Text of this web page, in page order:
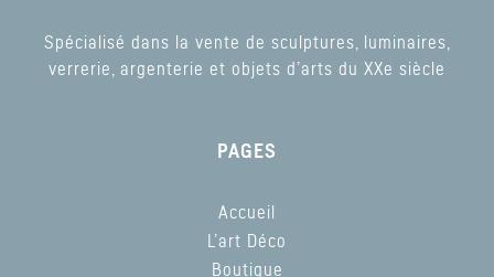
Spécialisé dans la vente de sculptures, luminaires,
verrerie, argenterie et objets d’arts du XXe siècle
PAGES
Accueil
L’art Déco
Boutique